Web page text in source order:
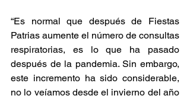
“Es normal que después de Fiestas
Patrias aumente el número de consultas
respiratorias, es lo que ha pasado
después de la pandemia. Sin embargo,
este incremento ha sido considerable,
no lo veíamos desde el invierno del año